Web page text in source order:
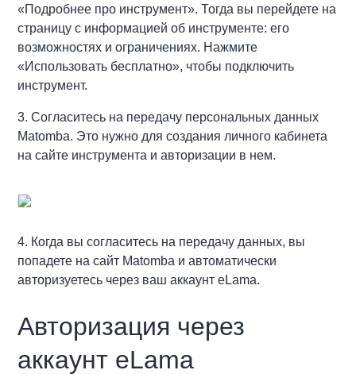
«Подробнее про инструмент». Тогда вы перейдете на
страницу с информацией об инструменте: его
возможностях и ограничениях. Нажмите
«Использовать бесплатно», чтобы подключить
инструмент.
3. Согласитесь на передачу персональных данных
Matomba. Это нужно для создания личного кабинета
на сайте инструмента и авторизации в нем.
4. Когда вы согласитесь на передачу данных, вы
попадете на сайт Matomba и автоматически
авторизуетесь через ваш аккаунт eLama.
Авторизация через
аккаунт eLama